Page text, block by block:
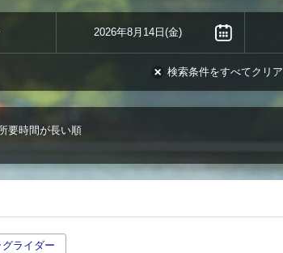
2026年8月14日(金)
検索条件をすべてクリア
要時間が長い順
グライダー